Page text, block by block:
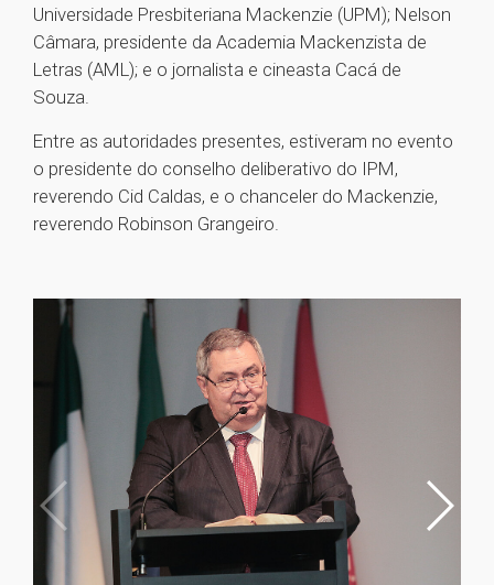
Universidade Presbiteriana Mackenzie (UPM); Nelson
Câmara, presidente da Academia Mackenzista de
Letras (AML); e o jornalista e cineasta Cacá de
Souza.
Entre as autoridades presentes, estiveram no evento
o presidente do conselho deliberativo do IPM,
reverendo Cid Caldas, e o chanceler do Mackenzie,
reverendo Robinson Grangeiro.